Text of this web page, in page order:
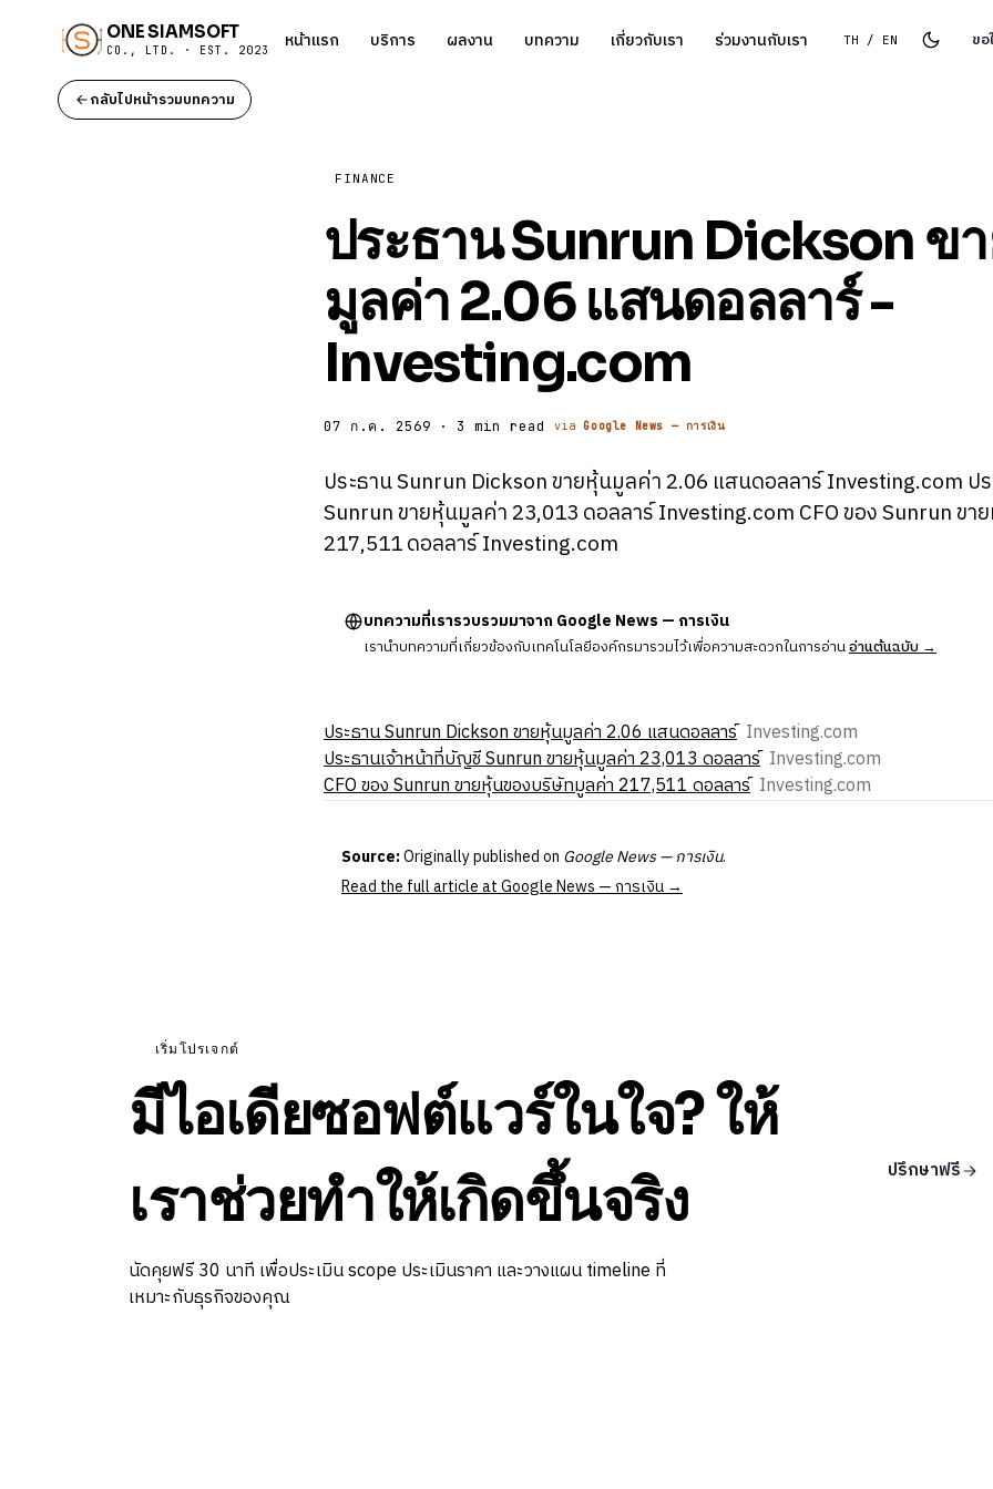
ONE SIAMSOFT
CO., LTD. · EST. 2023 หน้าแรก บริการ ผลงาน บทความ เกี่ยวกับเรา ร่วมงานกับเรา TH / EN ขอ
กลับไปหน้ารวมบทความ
FINANCE
ประธาน Sunrun Dickson ข
มูลค่า 2.06 แสนดอลลาร์ -
Investing.com
07 ก.ค. 2569 · 3 min read viaGoogle News — การเงิน
ประธาน Sunrun Dickson ขายหุ้นมูลค่า 2.06 แสนดอลลาร์ Investing.com ป
Sunrun ขายหุ้นมูลค่า 23,013 ดอลลาร์ Investing.com CFO ของ Sunrun ข
217,511 ดอลลาร์ Investing.com
บทความที่เรารวบรวมมาจาก Google News — การเงิน
เรานำบทความที่เกี่ยวข้องกับเทคโนโลยีองค์กรมารวมไว้เพื่อความสะดวกในการอ่านอ่านต้นฉบับ →
ประธาน Sunrun Dickson ขายหุ้นมูลค่า 2.06 แสนดอลลาร์ Investing.com
ประธานเจ้าหน้าที่บัญชี Sunrun ขายหุ้นมูลค่า 23,013 ดอลลาร์ Investing.com
CFO ของ Sunrun ขายหุ้นของบริษัทมูลค่า 217,511 ดอลลาร์ Investing.com
Source:Originally published on Google News — การเงิน.
Read the full article at Google News — การเงิน →
เริ่มโปรเจกต์
มีไอเดียซอฟต์แวร์ในใจ? ให้
เราช่วยทำให้เกิดขึ้นจริง
นัดคุยฟรี 30 นาที เพื่อประเมิน scope ประเมินราคา และวางแผน timeline ที่
เหมาะกับธุรกิจของคุณ
ปรึกษาฟรี